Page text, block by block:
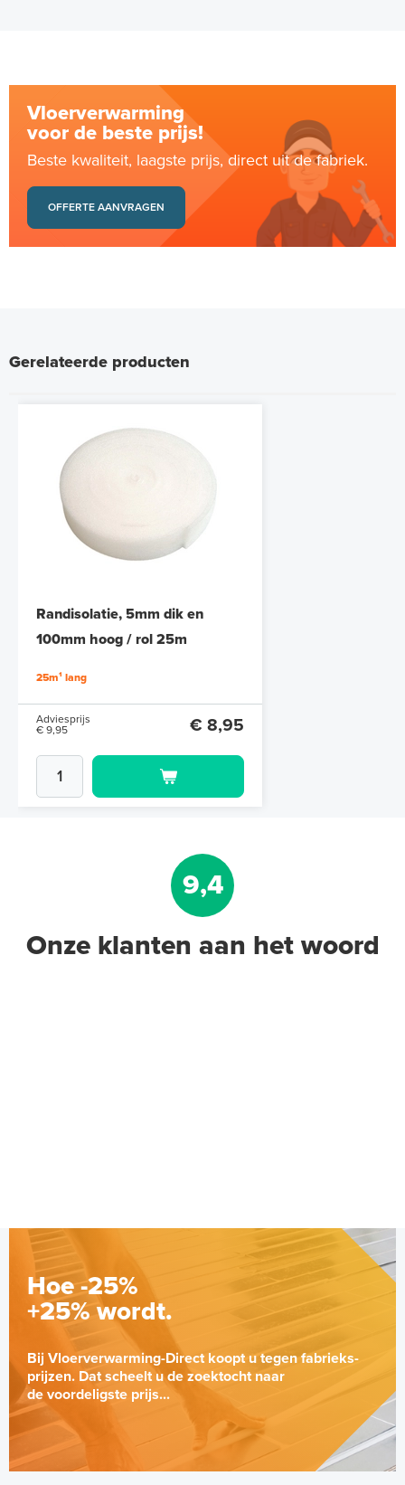
Vloerverwarming
voor de beste prijs!
Beste kwaliteit, laagste prijs, direct uit de fabriek.
OFFERTE AANVRAGEN
Gerelateerde producten
Randisolatie, 5mm dik en
100mm hoog / rol 25m
25m¹ lang
Adviesprijs
€ 9,95
€ 8,95
Buizensnijder
9,4
Onze klanten aan het woord
Hoe -25%
+25% wordt.
Bij Vloerverwarming-Direct koopt u tegen fabrieks-
prijzen. Dat scheelt u de zoektocht naar
de voordeligste prijs...